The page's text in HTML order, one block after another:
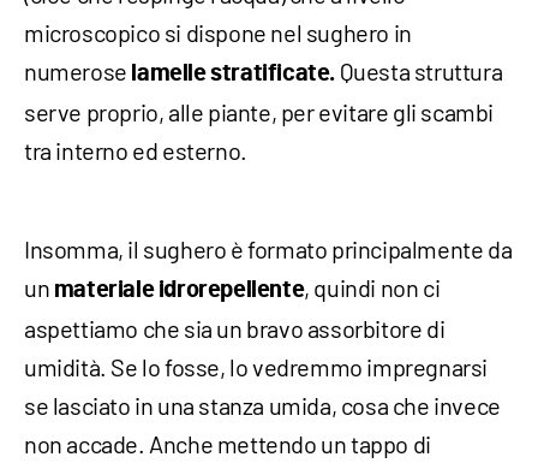
microscopico si dispone nel sughero in
numerose lamelle stratificate. Questa struttura
serve proprio, alle piante, per evitare gli scambi
tra interno ed esterno.
Insomma, il sughero è formato principalmente da
un materiale idrorepellente, quindi non ci
aspettiamo che sia un bravo assorbitore di
umidità. Se lo fosse, lo vedremmo impregnarsi
se lasciato in una stanza umida, cosa che invece
non accade. Anche mettendo un tappo di